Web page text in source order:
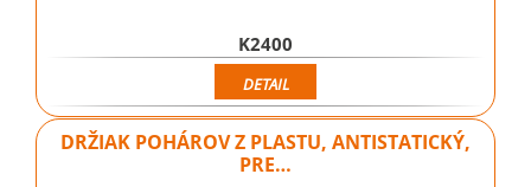
K2400
DETAIL
DRŽIAK POHÁROV Z PLASTU, ANTISTATICKÝ,
PRE…